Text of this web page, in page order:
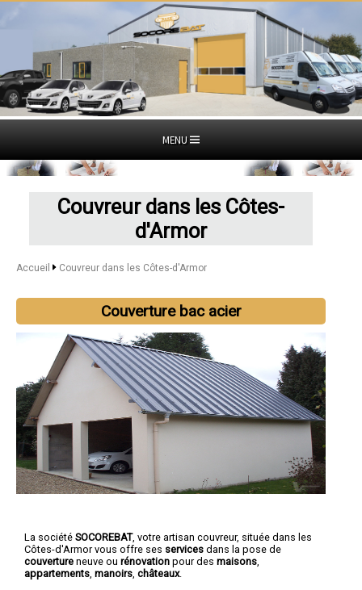
MENU
Couvreur dans les Côtes-
d'Armor
Accueil Couvreur dans les Côtes-d'Armor
Couverture bac acier
La société SOCOREBAT, votre artisan couvreur, située dans les
Côtes-d'Armor vous offre ses services dans la pose de
couverture neuve ou rénovation pour des maisons
appartements manoirs châteaux.